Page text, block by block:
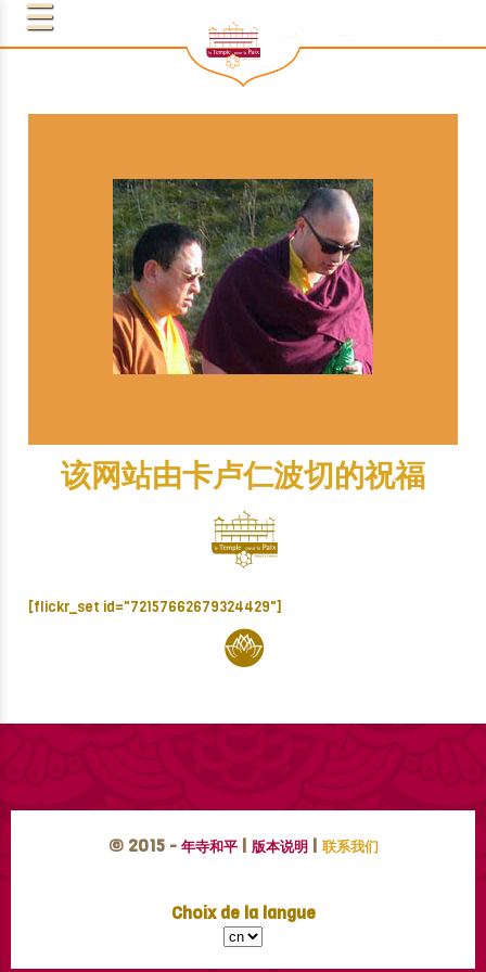
该网站由卡卢仁波切的祝福
[flickr_set id="72157662679324429"]
© 2015 - 年寺和平 | 版本说明 | 联系我们
Choix de la langue